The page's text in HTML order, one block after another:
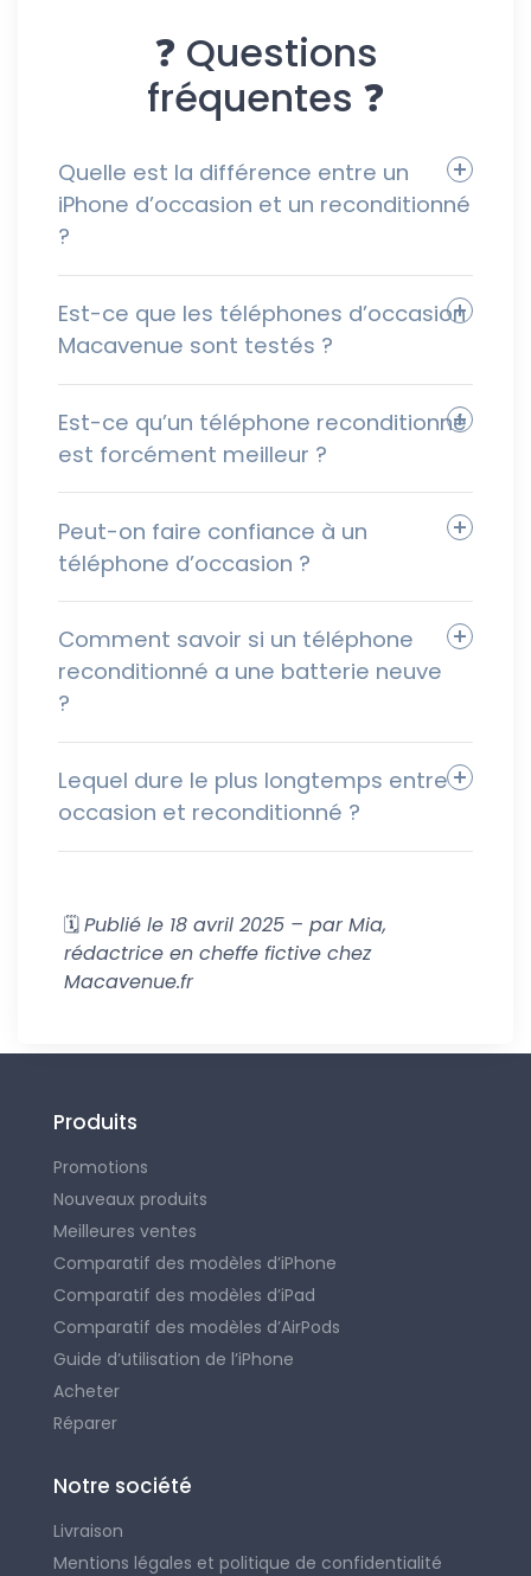
❓ Questions
fréquentes ❓
Quelle est la différence entre un
iPhone d’occasion et un reconditionné
?
Est-ce que les téléphones d’occasion
Macavenue sont testés ?
Est-ce qu’un téléphone reconditionné
est forcément meilleur ?
Peut-on faire confiance à un
téléphone d’occasion ?
Comment savoir si un téléphone
reconditionné a une batterie neuve
?
Lequel dure le plus longtemps entre
occasion et reconditionné ?
🗓️Publié le 18 avril 2025 – par Mia,
rédactrice en cheffe fictive chez
Macavenue.fr
Produits
Promotions
Nouveaux produits
Meilleures ventes
Comparatif des modèles d’iPhone
Comparatif des modèles d’iPad
Comparatif des modèles d’AirPods
Guide d’utilisation de l’iPhone
Acheter
Réparer
Notre société
Livraison
Mentions légales et politique de confidentialité